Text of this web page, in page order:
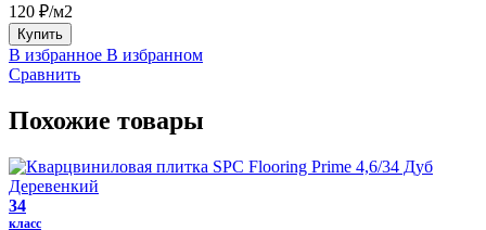
120 ₽/м2
Купить
В избранное В избранном
Сравнить
Похожие товары
34
класс